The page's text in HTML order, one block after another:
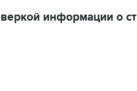
информации о